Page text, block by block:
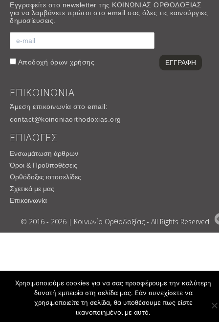
Εγγραφείτε στο newsletter της ΚΟΙΝΩΝΙΑΣ ΟΡΘΟΔΟΞΙΑΣ
για να λαμβάνετε πρώτοι στο email σας όλες τις καινούργιες
δημοσίευσεις.
Αποδοχή όρων χρήσης
ΕΠΙΚΟΙΝΩΝΙΑ
Άμεση επικοινωνία στο email:
contact@koinoniaorthodoxias.org
ΕΠΙΛΟΓΕΣ
Ενσωμάτωση άρθρων
Όροι & Προϋποθέσεις
Ορθόδοξες ιστοσελίδες
Σχετικά με μας
Επικοινωνία
© 2016 - 2026 | Κοινωνία Ορθοδοξίας - All Rights Reserved
Χρησιμοποιούμε cookies για να σας προσφέρουμε την καλύτερη
δυνατή εμπειρία στη σελίδα μας. Εάν συνεχίσετε να
χρησιμοποιείτε τη σελίδα, θα υποθέσουμε πως είστε
ικανοποιημένοι με αυτό.